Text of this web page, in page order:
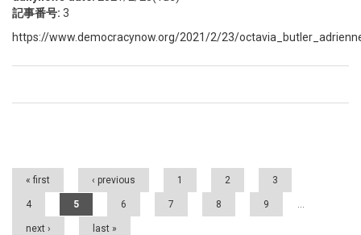
記事番号: 3
https://www.democracynow.org/2021/2/23/
« first ‹ previous 1 2 3
4 5 6 7 8 9 …
next › last »